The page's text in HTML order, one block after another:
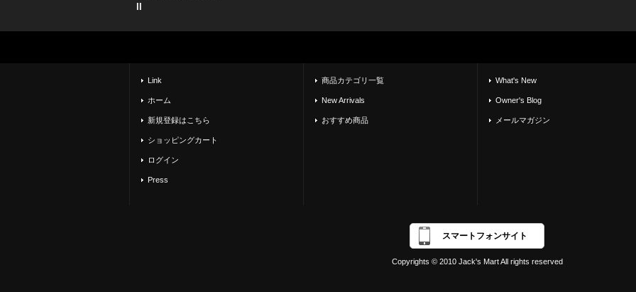
Link
ホーム
新規登録はこちら
ショッピングカート
ログイン
Press
商品カテゴリ一覧
New Arrivals
おすすめ商品
What's New
Owner's Blog
メールマガジン
スマートフォンサイト
Copyrights © 2010 Jack's Mart All rights reserved